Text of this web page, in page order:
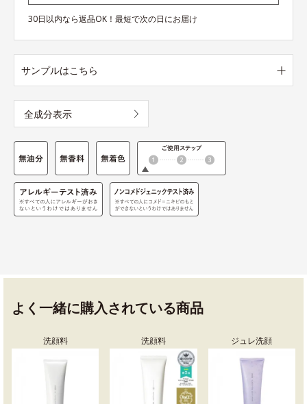
30日以内なら返品OK！最短で次の日にお届け
サンプルはこちら
全成分表示
よく一緒に購入されている商品
洗顔料 洗顔料 ジュレ洗顔